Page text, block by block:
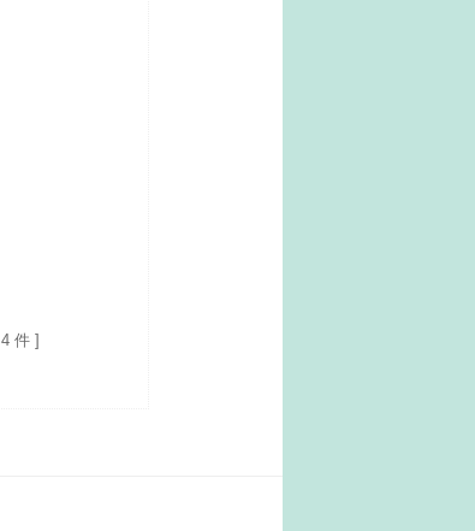
件 ]